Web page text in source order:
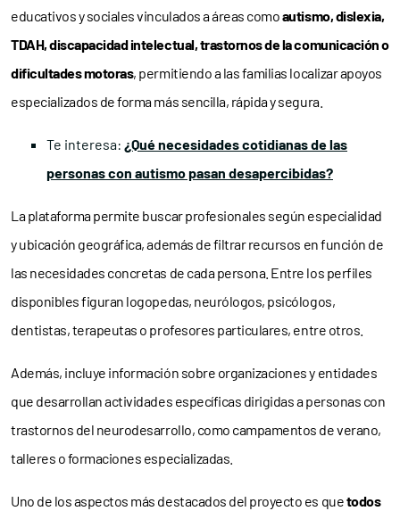
educativos y sociales vinculados a áreas comoautismo, dislexia,
TDAH, discapacidad intelectual, trastornos de la comunicación o
dificultades motoras, permitiendo a las familias localizar apoyos
especializados de forma más sencilla, rápida y segura.
Te interesa: ¿Qué necesidades cotidianas de las
personas con autismo pasan desapercibidas?
La plataforma permite buscar profesionales según especialidad
y ubicación geográfica, además de filtrar recursos en función de
las necesidades concretas de cada persona. Entre los perfiles
disponibles figuran logopedas, neurólogos, psicólogos,
dentistas, terapeutas o profesores particulares, entre otros.
Además, incluye información sobre organizaciones y entidades
que desarrollan actividades específicas dirigidas a personas con
trastornos del neurodesarrollo, como campamentos de verano,
talleres o formaciones especializadas.
Uno de los aspectos más destacados del proyecto es quetodos